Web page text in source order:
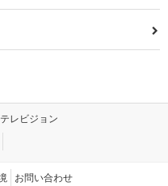
レビジョン
お問い合わせ